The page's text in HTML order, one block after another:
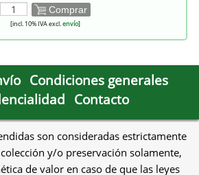
Comprar
[incl. 10% IVA excl.envío]
Condiciones generales
Contacto
son consideradas estrictamente
y/o preservación solamente,
de valor en caso de que las leyes